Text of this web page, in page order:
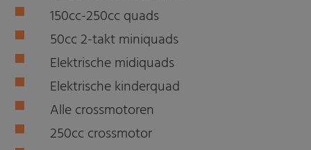
150cc-250cc quads
50cc 2-takt miniquads
Elektrische midiquads
Elektrische kinderquad
Alle crossmotoren
250cc crossmotor